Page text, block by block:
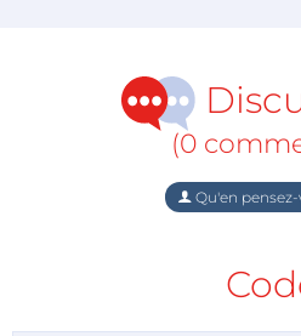
(0
Qu'en pensez-